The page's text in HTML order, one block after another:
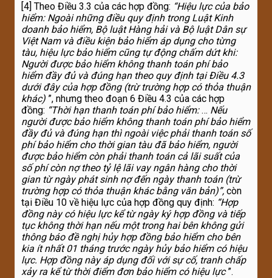
[4] Theo Điều 3.3 của các hợp đồng: “Hiệu lực của bảo
hiểm: Ngoài những điều quy định trong Luật Kinh
doanh bảo hiểm, Bộ luật Hàng hải và Bộ luật Dân sự
Việt Nam và điều kiện bảo hiểm áp dụng cho từng
tàu, hiệu lực bảo hiểm cũng tự động chấm dứt khi:
Người được bảo hiểm không thanh toán phí bảo
hiểm đầy đủ và đúng hạn theo quy định tại Điều 4.3
dưới đây của hợp đồng (trừ trường hợp có thỏa thuận
khác) ”, nhưng theo đoạn 6 Điều 4.3 của các hợp
đồng: “Thời hạn thanh toán phí bảo hiểm:… Nếu
người được bảo hiểm không thanh toán phí bảo hiểm
đầy đủ và đúng hạn thì ngoài việc phải thanh toán số
phí bảo hiểm cho thời gian tàu đã bảo hiểm, người
được bảo hiểm còn phải thanh toán cả lãi suất của
số phí còn nợ theo tỷ lệ lãi vay ngân hàng cho thời
gian từ ngày phát sinh nợ đến ngày thanh toán (trừ
trường hợp có thỏa thuận khác bằng văn bản)”, còn
tại Điều 10 về hiệu lực của hợp đồng quy định: “Hợp
đồng này có hiệu lực kể từ ngày ký hợp đồng và tiếp
tục không thời hạn nếu một trong hai bên không gửi
thông báo đề nghị hủy hợp đồng bảo hiểm cho bên
kia ít nhất 01 tháng trước ngày hủy bảo hiểm có hiệu
lực. Hợp đồng này áp dụng đối với sự cố, tranh chấp
xảy ra kể từ thời điểm đơn bảo hiểm có hiệu lực”.